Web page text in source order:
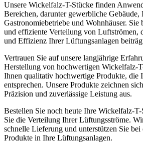
Unsere Wickelfalz-T-Stücke finden
Bereichen, darunter gewerbliche Gebäude,
Gastronomiebetriebe und Wohnhäuser. Sie
und effiziente Verteilung von Luftströmen,
und Effizienz Ihrer Lüftungsanlagen
Vertrauen Sie auf unsere langjährige
Herstellung von hochwertigen Wickelfalz-
Ihnen qualitativ hochwertige Produkte, die
entsprechen. Unsere Produkte zeichnen
Präzision und zuverlässige Leistung aus.
Bestellen Sie noch heute Ihre Wickelfalz-
Sie die Verteilung Ihrer Lüftungsströme.
schnelle Lieferung und unterstützen Sie
Produkte in Ihre Lüftungsanlagen.